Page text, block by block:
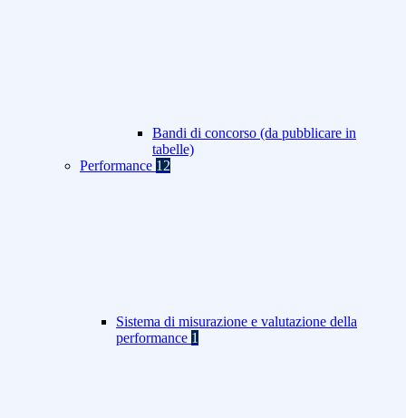
Bandi di concorso (da pubblicare in
tabelle)
Performance 12
Sistema di misurazione e valutazione della
performance 1